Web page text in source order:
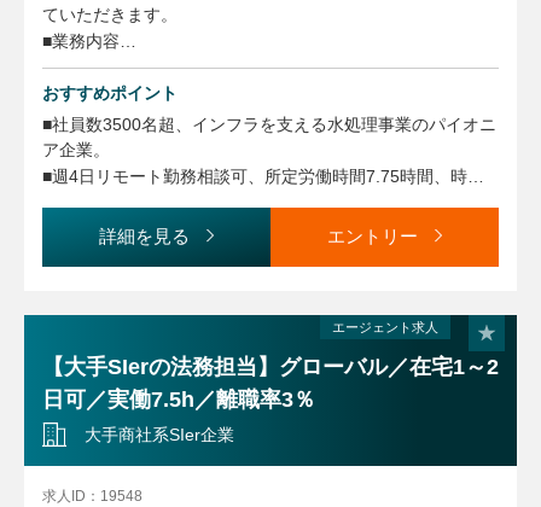
ていただきます。
■業務内容
・契約書作成と審査、自社の法的問題の検討および相談対応
→ 契約書は国内案件がメイン、海外案件も一部含まれま
す。
・独禁法遵守の推進と実践、相談対応
・社内規程の改定 ・法的相談窓口
従事すべき業務の変更の範囲：適性に応じて会社の指示する
おすすめポイント
■社員数3500名超、インフラを支える水処理事業のパイオニ
ア企業。
■週4日リモート勤務相談可、所定労働時間7.75時間、時差
■中途入社のハンディなし（法務は全員中途入社）
詳細を見る エントリー
エージェント求人
【大手SIerの法務担当】グローバル／在宅1～2
日可／実働7.5h／離職率3％
大手商社系SIer企業
求人ID：19548